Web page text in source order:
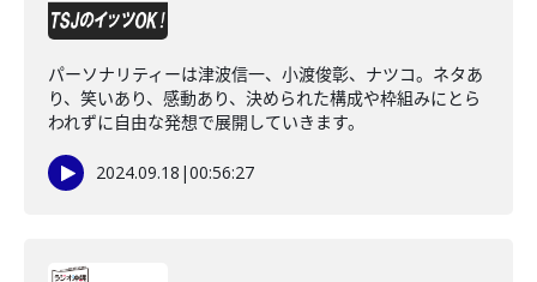
パーソナリティーは津波信一、小渡俊彰、ナツコ。ネタあ
り、笑いあり、感動あり、決められた構成や枠組みにとら
われずに自由な発想で展開していきます。
2024.09.18 |00:56:27